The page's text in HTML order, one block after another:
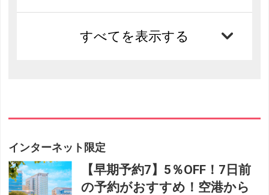
すべてを表示する
インターネット限定
【早期予約7】5％OFF！7日前
の予約がおすすめ！空港から